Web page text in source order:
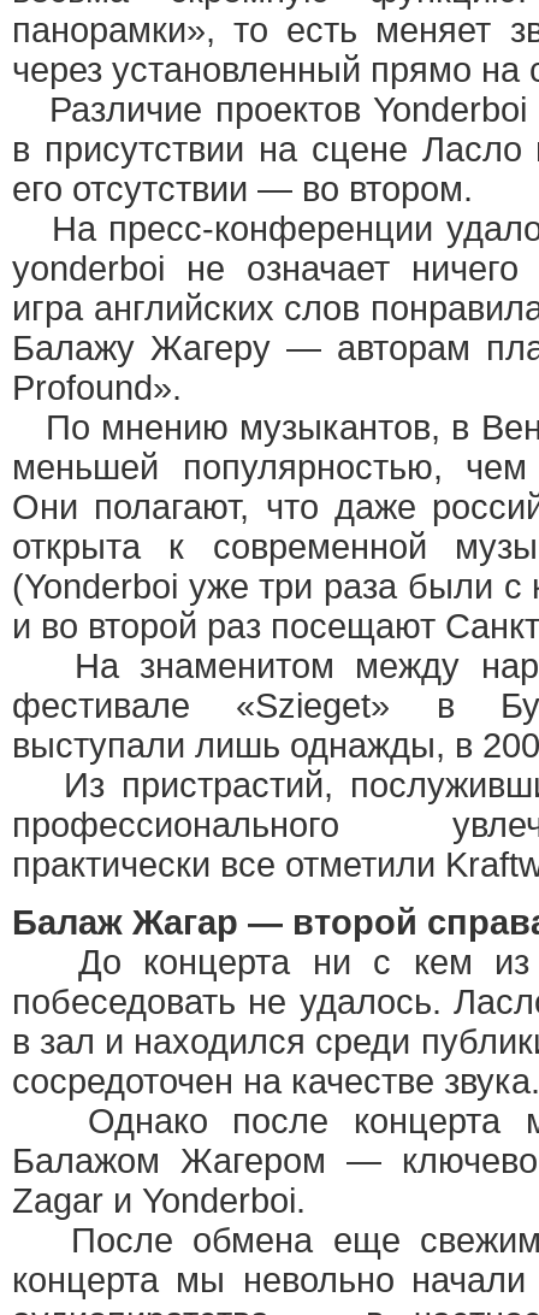
панорамки», то есть меняет
через установленный прямо на
Различие проектов
в присутствии на сцене
его отсутствии — во втором.
На пресс-конференции
yonderboi не означает ничего
игра английских слов
Балажу Жагеру — авторам
Profound».
По мнению музыкантов, в
меньшей популярностью,
Они полагают, что даже
открыта к современной
(Yonderboi уже три раза были с
и во второй раз посещают
На знаменитом между
фестивале «Szieget» в
выступали лишь однажды, в
Из пристрастий,
профессионального
практически все отметили
Балаж Жагар — второй
До концерта ни с кем из
побеседовать не удалось.
в зал и находился среди
сосредоточен на качестве звука.
Однако после концерта
Балажом Жагером —
Zagar и Yonderboi.
После обмена еще
концерта мы невольно